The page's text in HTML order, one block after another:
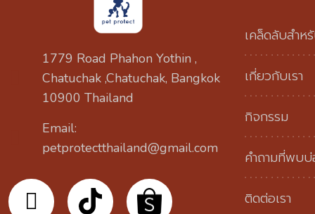
1779 Road Phahon Yothin ,
Chatuchak ,Chatuchak, Bangkok
10900 Thailand
Email:
petprotectthailand@gmail.com
เคล็ดลับสำห
เกี่ยวกับเรา
กิจกรรม
คำถามที่พบ
ติดต่อเรา